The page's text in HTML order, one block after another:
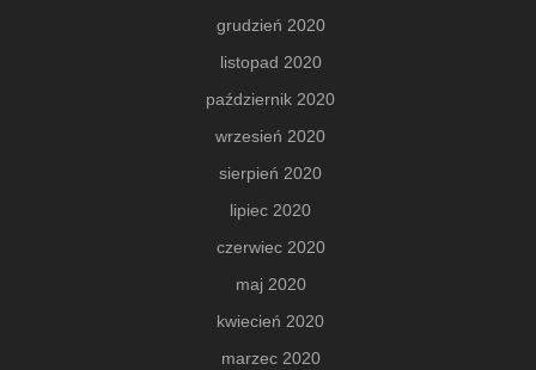
grudzień 2020
listopad 2020
październik 2020
wrzesień 2020
sierpień 2020
lipiec 2020
czerwiec 2020
maj 2020
kwiecień 2020
marzec 2020